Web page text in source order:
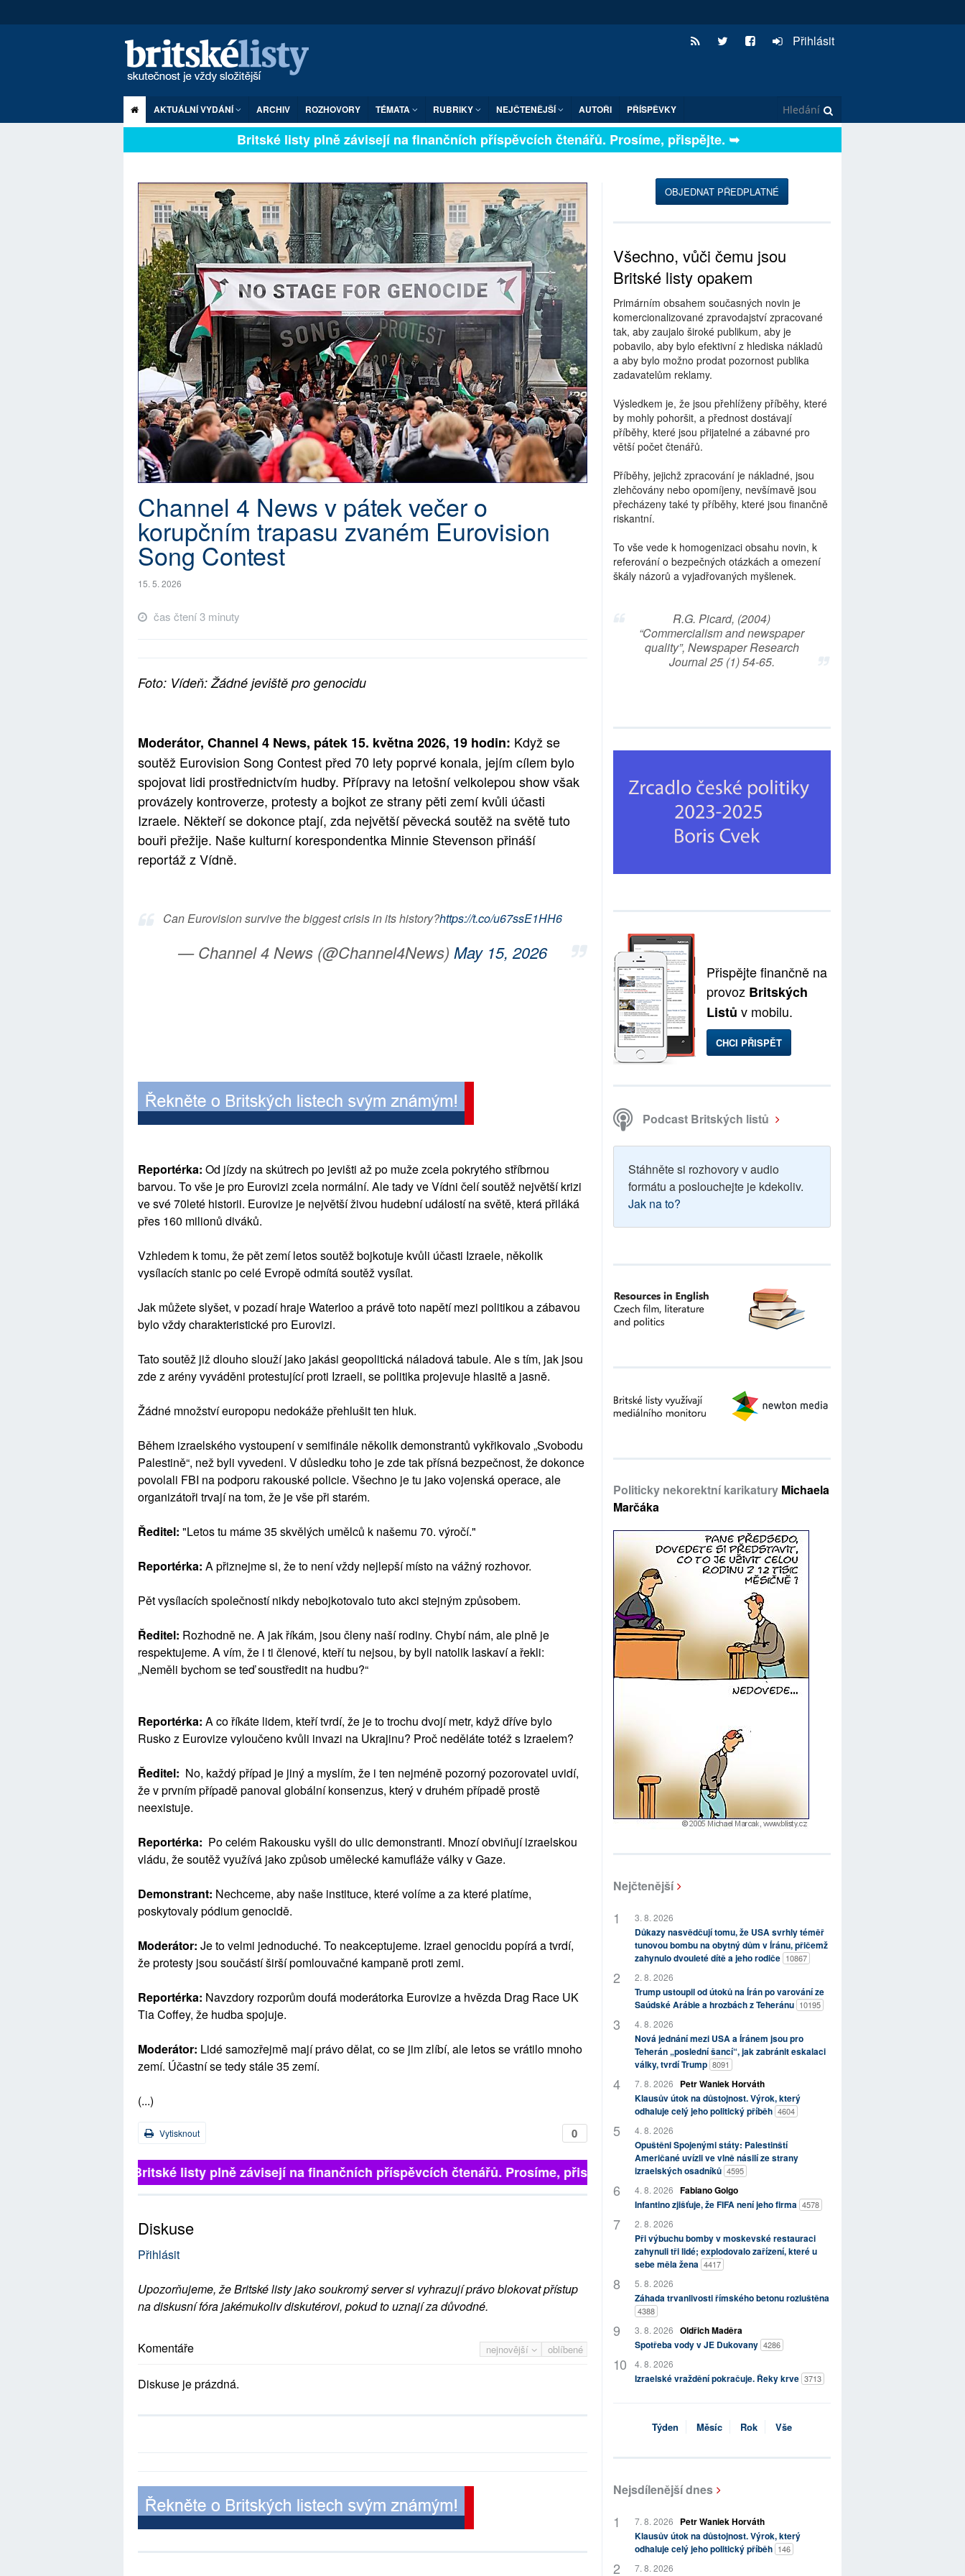
Přihlásit
AKTUÁLNÍ VYDÁNÍ ARCHIV ROZHOVORY TÉMATA RUBRIKY NEJČTENĚJŠÍ AUTOŘI PŘÍSPĚVKY
Britské listy plně závisejí na finančních příspěvcích čtenářů. Prosíme, přispějte. ➥
Channel 4 News v pátek večer o
korupčním trapasu zvaném Eurovision
Song Contest
15. 5. 2026
čas čtení 3 minuty
Foto: Vídeň: Žádné jeviště pro genocidu
Moderátor, Channel 4 News, pátek 15. května 2026, 19 hodin: Když se
soutěž Eurovision Song Contest před 70 lety poprvé konala, jejím cílem bylo
spojovat lidi prostřednictvím hudby. Přípravy na letošní velkolepou show však
provázely kontroverze, protesty a bojkot ze strany pěti zemí kvůli účasti
Izraele. Někteří se dokonce ptají, zda největší pěvecká soutěž na světě tuto
bouři přežije. Naše kulturní korespondentka Minnie Stevenson přináší
reportáž z Vídně.
Can Eurovision survive the biggest crisis in its history?https://t.co/u67ssE1HH6
— Channel 4 News (@Channel4News) May 15, 2026
Reportérka: Od jízdy na skútrech po jevišti až po muže zcela pokrytého stříbrnou
barvou. To vše je pro Eurovizi zcela normální. Ale tady ve Vídni čelí soutěž největší krizi
ve své 70leté historii. Eurovize je největší živou hudební událostí na světě, která přiláká
přes 160 milionů diváků.
Vzhledem k tomu, že pět zemí letos soutěž bojkotuje kvůli účasti Izraele, několik
vysílacích stanic po celé Evropě odmítá soutěž vysílat.
Jak můžete slyšet, v pozadí hraje Waterloo a právě toto napětí mezi politikou a zábavou
bylo vždy charakteristické pro Eurovizi.
Tato soutěž již dlouho slouží jako jakási geopolitická náladová tabule. Ale s tím, jak jsou
zde z arény vyváděni protestující proti Izraeli, se politika projevuje hlasitě a jasně.
Žádné množství europopu nedokáže přehlušit ten hluk.
Během izraelského vystoupení v semifinále několik demonstrantů vykřikovalo „Svobodu
Palestině“, než byli vyvedeni. V důsledku toho je zde tak přísná bezpečnost, že dokonce
povolali FBI na podporu rakouské policie. Všechno je tu jako vojenská operace, ale
organizátoři trvají na tom, že je vše při starém.
Ředitel: "Letos tu máme 35 skvělých umělců k našemu 70. výročí."
Reportérka: A přiznejme si, že to není vždy nejlepší místo na vážný rozhovor.
Pět vysílacích společností nikdy nebojkotovalo tuto akci stejným způsobem.
Ředitel: Rozhodně ne. A jak říkám, jsou členy naší rodiny. Chybí nám, ale plně je
respektujeme. A vím, že i ti členové, kteří tu nejsou, by byli natolik laskaví a řekli:
„Neměli bychom se teď soustředit na hudbu?“
Reportérka: A co říkáte lidem, kteří tvrdí, že je to trochu dvojí metr, když dříve bylo
Rusko z Eurovize vyloučeno kvůli invazi na Ukrajinu? Proč neděláte totéž s Izraelem?
Ředitel: No, každý případ je jiný a myslím, že i ten nejméně pozorný pozorovatel uvidí,
že v prvním případě panoval globální konsenzus, který v druhém případě prostě
neexistuje.
Reportérka: Po celém Rakousku vyšli do ulic demonstranti. Mnozí obviňují izraelskou
vládu, že soutěž využívá jako způsob umělecké kamufláže války v Gaze.
Demonstrant: Nechceme, aby naše instituce, které volíme a za které platíme,
poskytovaly pódium genocidě.
Moderátor: Je to velmi jednoduché. To neakceptujeme. Izrael genocidu popírá a tvrdí,
že protesty jsou součástí širší pomlouvačné kampaně proti zemi.
Reportérka: Navzdory rozporům doufá moderátorka Eurovize a hvězda Drag Race UK
Tia Coffey, že hudba spojuje.
Moderátor: Lidé samozřejmě mají právo dělat, co se jim zlíbí, ale letos se vrátilo mnoho
zemí. Účastní se tedy stále 35 zemí.
(...)
0
Vytisknout
Britské listy plně závisejí na finančních příspěvcích čtenářů. Prosíme, přispějte. ➥
Diskuse
Přihlásit
Upozorňujeme, že Britské listy jako soukromý server si vyhrazují právo blokovat přístup
na diskusní fóra jakémukoliv diskutérovi, pokud to uznají za důvodné.
nejnovější oblíbené
Komentáře
Diskuse je prázdná.
OBJEDNAT PŘEDPLATNÉ
Všechno, vůči čemu jsou
Britské listy opakem
Primárním obsahem současných novin je
komercionalizované zpravodajství zpracované
tak, aby zaujalo široké publikum, aby je
pobavilo, aby bylo efektivní z hlediska nákladů
a aby bylo možno prodat pozornost publika
zadavatelům reklamy.
Výsledkem je, že jsou přehlíženy příběhy, které
by mohly pohoršit, a přednost dostávají
příběhy, které jsou přijatelné a zábavné pro
větší počet čtenářů.
Příběhy, jejichž zpracování je nákladné, jsou
zlehčovány nebo opomíjeny, nevšímavě jsou
přecházeny také ty příběhy, které jsou finančně
riskantní.
To vše vede k homogenizaci obsahu novin, k
referování o bezpečných otázkách a omezení
škály názorů a vyjadřovaných myšlenek.
R.G. Picard, (2004)
“Commercialism and newspaper
quality”, Newspaper Research
Journal 25 (1) 54-65.
Přispějte finančně na
provoz Britských
Listů v mobilu.
CHCI PŘISPĚT
Podcast Britských listů
Stáhněte si rozhovory v audio
formátu a poslouchejte je kdekoliv.
Jak na to?
Politicky nekorektní karikatury Michaela
Marčáka
Nejčtenější
3. 8. 2026
Důkazy nasvědčují tomu, že USA svrhly téměř
tunovou bombu na obytný dům v Íránu, přičemž
zahynulo dvouleté dítě a jeho rodiče 10867
2. 8. 2026
Trump ustoupil od útoků na Írán po varování ze
Saúdské Arábie a hrozbách z Teheránu 10195
4. 8. 2026
Nová jednání mezi USA a Íránem jsou pro
Teherán „poslední šancí“, jak zabránit eskalaci
války, tvrdí Trump 8091
7. 8. 2026
Petr Waniek Horváth
Klausův útok na důstojnost. Výrok, který
odhaluje celý jeho politický příběh 4604
4. 8. 2026
Opuštěni Spojenými státy: Palestinští
Američané uvízli ve vlně násilí ze strany
izraelských osadníků 4595
4. 8. 2026 Fabiano Golgo
Infantino zjišťuje, že FIFA není jeho firma 4578
2. 8. 2026
Při výbuchu bomby v moskevské restauraci
zahynuli tři lidé; explodovalo zařízení, které u
sebe měla žena 4417
5. 8. 2026
Záhada trvanlivosti římského betonu rozluštěna
4388
3. 8. 2026 Oldřich Maděra
Spotřeba vody v JE Dukovany 4286
4. 8. 2026
Izraelské vraždění pokračuje. Řeky krve 3713
Týden Měsíc Rok Vše
Nejsdílenější dnes
7. 8. 2026
Petr Waniek Horváth
Klausův útok na důstojnost. Výrok, který
odhaluje celý jeho politický příběh 146
7. 8. 2026